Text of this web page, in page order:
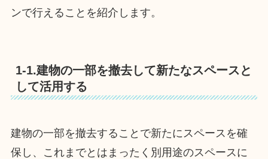
ンで行えることを紹介します。
1-1.建物の一部を撤去して新たなスペースと
して活用する
建物の一部を撤去することで新たにスペースを確
保し、これまでとはまったく別用途のスペースに